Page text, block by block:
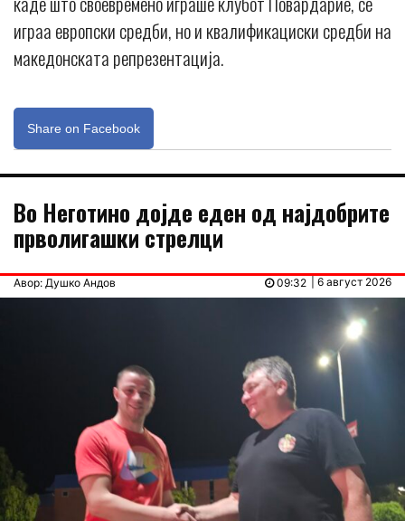
играа европски средби, но и квалификациски средби на
македонската репрезентација.
Share on Facebook
Во Неготино дојде еден од најдобрите
прволигашки стрелци
Авор: Душко Андов | 6 август 2026
09:32